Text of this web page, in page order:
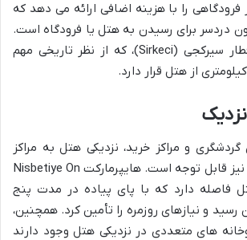
را با هزینه اضافی ارائه می دهد که
دردسر برای رسیدن به هتل یا فرودگاه است.
همچنین، ایستگاه قطار سیرکجی (Sirkeci)، که از نظر تاریخی مهم
و مراکز خرید، نزدیکی هتل به مراکز
ضروری زندگی روزمره نیز قابل توجه است. هایپرمارکت Nisbetiye On
با هتل فاصله دارد که با پای پیاده در مدت پنج
و نیازهای روزمره را تأمین کرد. همچنین،
های متعددی در نزدیکی هتل وجود دارند